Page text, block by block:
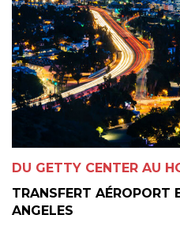
West Hollywood, Santa
VYCAB est à votre
belle arrivée.
DU GETTY CENTER AU
TRANSFERT AÉROPORT
ANGELES